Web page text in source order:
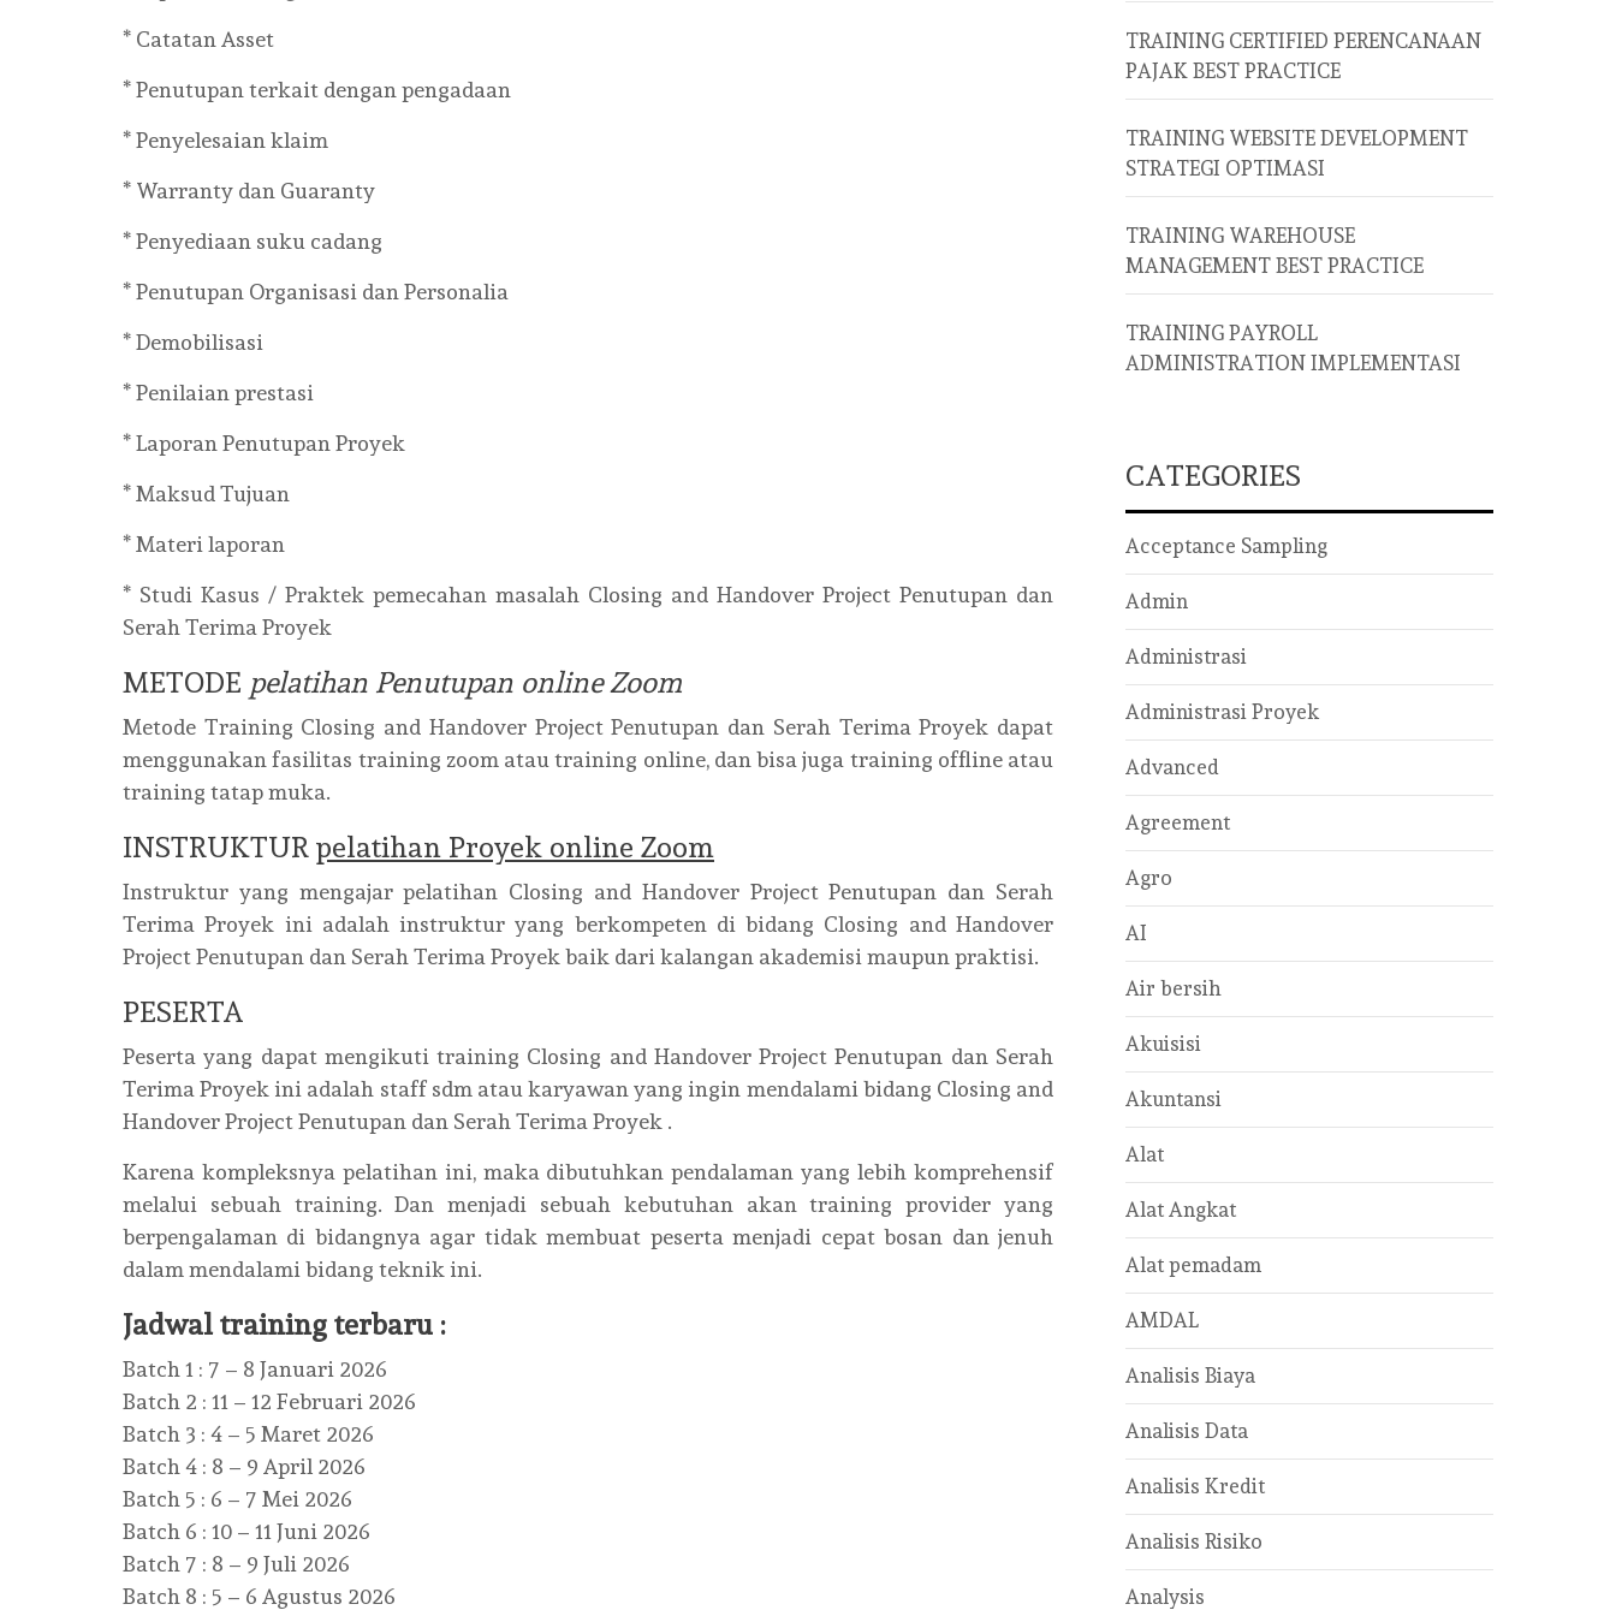
* Catatan Asset
* Penutupan terkait dengan pengadaan
* Penyelesaian klaim
* Warranty dan Guaranty
* Penyediaan suku cadang
* Penutupan Organisasi dan Personalia
* Demobilisasi
* Penilaian prestasi
* Laporan Penutupan Proyek
* Maksud Tujuan
* Materi laporan
* Studi Kasus / Praktek pemecahan masalah Closing and Handover Project Penutupan dan
Serah Terima Proyek
METODE pelatihan Penutupan online Zoom
Metode Training Closing and Handover Project Penutupan dan Serah Terima Proyek dapat
menggunakan fasilitas training zoom atau training online, dan bisa juga training offline atau
training tatap muka.
INSTRUKTUR pelatihan Proyek online Zoom
Instruktur yang mengajar pelatihan Closing and Handover Project Penutupan dan Serah
Terima Proyek ini adalah instruktur yang berkompeten di bidang Closing and Handover
Project Penutupan dan Serah Terima Proyek baik dari kalangan akademisi maupun praktisi.
PESERTA
Peserta yang dapat mengikuti training Closing and Handover Project Penutupan dan Serah
Terima Proyek ini adalah staff sdm atau karyawan yang ingin mendalami bidang Closing and
Handover Project Penutupan dan Serah Terima Proyek .
Karena kompleksnya pelatihan ini, maka dibutuhkan pendalaman yang lebih komprehensif
melalui sebuah training. Dan menjadi sebuah kebutuhan akan training provider yang
berpengalaman di bidangnya agar tidak membuat peserta menjadi cepat bosan dan jenuh
dalam mendalami bidang teknik ini.
Jadwal training terbaru :
Batch 1 : 7 – 8 Januari 2026
Batch 2 : 11 – 12 Februari 2026
Batch 3 : 4 – 5 Maret 2026
Batch 4 : 8 – 9 April 2026
Batch 5 : 6 – 7 Mei 2026
Batch 6 : 10 – 11 Juni 2026
Batch 7 : 8 – 9 Juli 2026
Batch 8 : 5 – 6 Agustus 2026
TRAINING CERTIFIED PERENCANAAN
PAJAK BEST PRACTICE
TRAINING WEBSITE DEVELOPMENT
STRATEGI OPTIMASI
TRAINING WAREHOUSE
MANAGEMENT BEST PRACTICE
TRAINING PAYROLL
ADMINISTRATION IMPLEMENTASI
CATEGORIES
Acceptance Sampling
Admin
Administrasi
Administrasi Proyek
Advanced
Agreement
Agro
AI
Air bersih
Akuisisi
Akuntansi
Alat
Alat Angkat
Alat pemadam
AMDAL
Analisis Biaya
Analisis Data
Analisis Kredit
Analisis Risiko
Analysis